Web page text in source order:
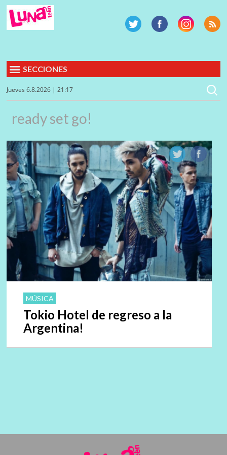
SECCIONES
Jueves 6.8.2026 | 21:17
ready set go!
MÚSICA
Tokio Hotel de regreso a la
Argentina!